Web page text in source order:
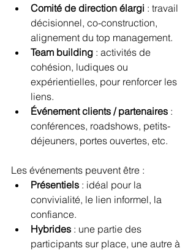
Comité de direction élargi : travail
décisionnel, co-construction,
alignement du top management.
Team building : activités de
cohésion, ludiques ou
expérientielles, pour renforcer les
liens.
Événement clients / partenaires :
conférences, roadshows, petits-
déjeuners, portes ouvertes, etc.
Les événements peuvent être :
Présentiels : idéal pour la
convivialité, le lien informel, la
confiance.
Hybrides : une partie des
participants sur place, une autre à